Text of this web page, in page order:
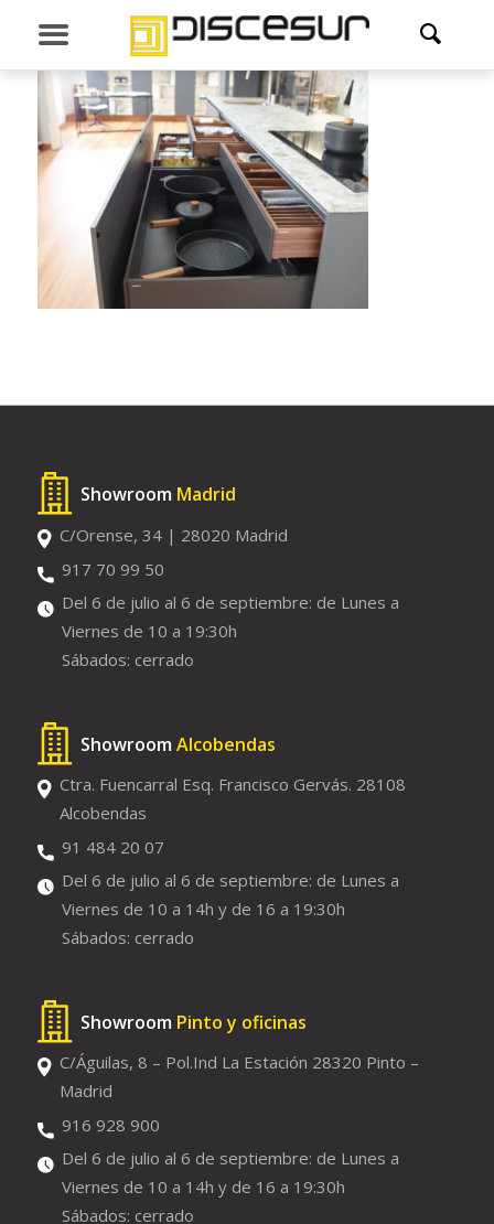
Showroom Madrid
C/Orense, 34 | 28020 Madrid
917 70 99 50
Del 6 de julio al 6 de septiembre: de Lunes a
Viernes de 10 a 19:30h
Sábados: cerrado
Showroom Alcobendas
Ctra. Fuencarral Esq. Francisco Gervás. 28108
Alcobendas
91 484 20 07
Del 6 de julio al 6 de septiembre: de Lunes a
Viernes de 10 a 14h y de 16 a 19:30h
Sábados: cerrado
Showroom Pinto y oficinas
C/Águilas, 8 – Pol.Ind La Estación 28320 Pinto –
Madrid
916 928 900
Del 6 de julio al 6 de septiembre: de Lunes a
Viernes de 10 a 14h y de 16 a 19:30h
Sábados: cerrado